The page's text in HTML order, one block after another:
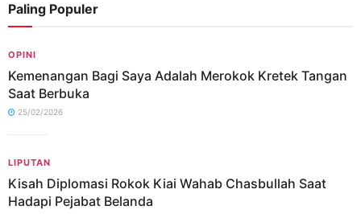
Paling Populer
OPINI
Kemenangan Bagi Saya Adalah Merokok Kretek Tangan
Saat Berbuka
25/02/2026
LIPUTAN
Kisah Diplomasi Rokok Kiai Wahab Chasbullah Saat
Hadapi Pejabat Belanda